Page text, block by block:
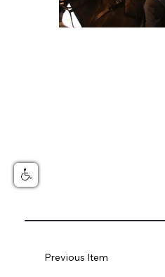
Previous Item